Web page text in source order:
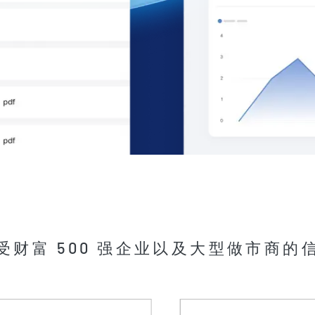
财富 500 强企业以及大型做市商的